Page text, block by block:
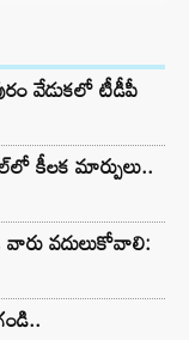
వేడుకలో టీడీపీ
కీలక మార్పులు..
వదులుకోవాలి: